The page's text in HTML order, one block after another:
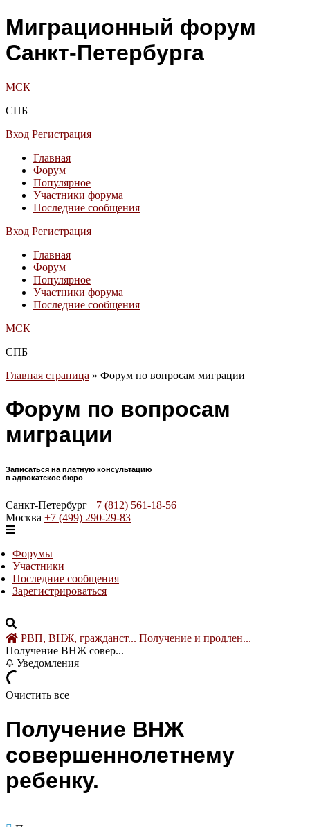
Миграционный форум
Санкт-Петербурга
МСК
СПБ
Вход Регистрация
Главная
Форум
Популярное
Участники форума
Последние сообщения
Вход Регистрация
Главная
Форум
Популярное
Участники форума
Последние сообщения
МСК
СПБ
Главная страница » Форум по вопросам миграции
Форум по вопросам
миграции
Записаться на платную консультацию
в адвокатское бюро
Санкт-Петербург +7 (812) 561-18-56
Москва +7 (499) 290-29-83
Форумы
Участники
Последние сообщения
Зарегистрироваться
РВП, ВНЖ, гражданст... Получение и продлен...
Получение ВНЖ совер...
Уведомления
Очистить все
Получение ВНЖ
совершеннолетнему
ребенку.